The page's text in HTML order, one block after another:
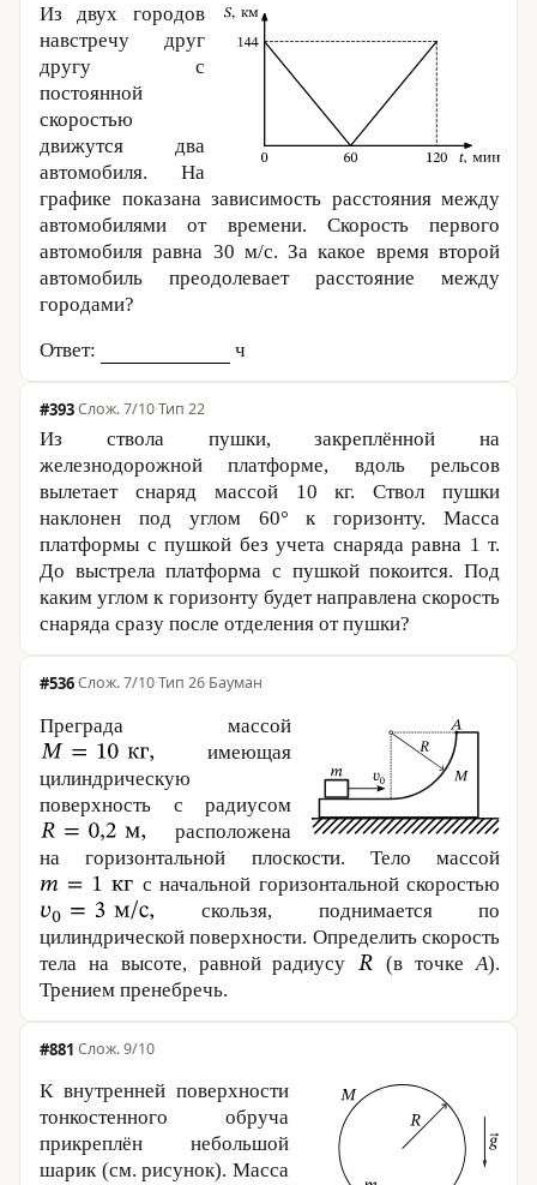
Из двух городов
навстречу друг
другу с
постоянной
скоростью
движутся два
автомобиля. На
графике показана зависимость расстояния между
автомобилями от времени. Скорость первого
автомобиля равна 30 м/с. За какое время второй
автомобиль преодолевает расстояние между
городами?
Ответ: ч
#393· 7/10·Тип 22
Из ствола пушки, закреплённой на
железнодорожной платформе, вдоль рельсов
вылетает снаряд массой 10 кг. Ствол пушки
наклонен под углом 60° к горизонту. Масса
платформы с пушкой без учета снаряда равна 1 т.
До выстрела платформа с пушкой покоится. Под
каким углом к горизонту будет направлена скорость
снаряда сразу после отделения от пушки?
#536· 7/10·Тип 26·Бауман
Преграда массой
имеющая
цилиндрическую
поверхность с радиусом
расположена
на горизонтальной плоскости. Тело массой
с начальной горизонтальной скоростью
скользя, поднимается по
цилиндрической поверхности. Определить скорость
тела на высоте, равной радиусу
(в точкеA).
Трением пренебречь.
#881· 9/10
К внутренней поверхности
тонкостенного обруча
прикреплён небольшой
шарик (см. рисунок). Масса